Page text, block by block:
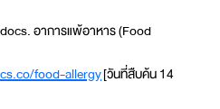
อาการแพ้อาหาร (Food
food-allergy[วันที่สืบค้น 14